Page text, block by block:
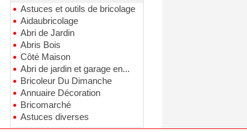
Astuces et outils de bricolage
Aidaubricolage
Abri de Jardin
Abris Bois
Côté Maison
Abri de jardin et garage en...
Bricoleur Du Dimanche
Annuaire Décoration
Bricomarché
Astuces diverses